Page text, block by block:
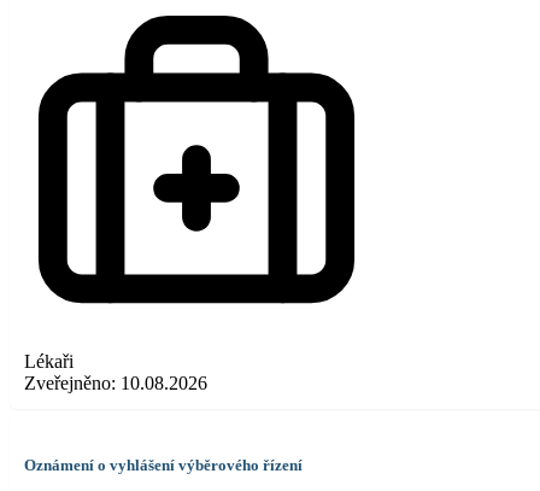
Lékaři
Zveřejněno: 10.08.2026
Oznámení o vyhlášení výběrového řízení